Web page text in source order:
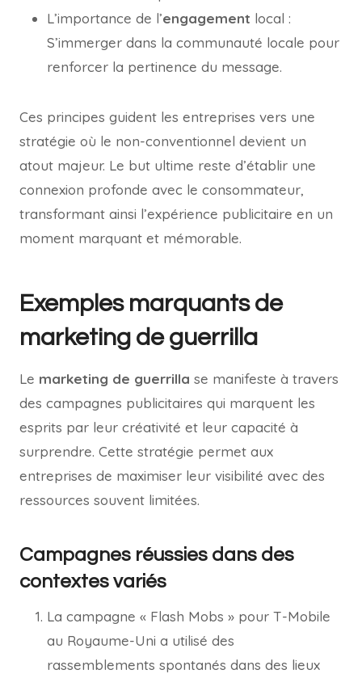
L’importance de l’engagement local :
S’immerger dans la communauté locale pour
renforcer la pertinence du message.
Ces principes guident les entreprises vers une
stratégie où le non-conventionnel devient un
atout majeur. Le but ultime reste d’établir une
connexion profonde avec le consommateur,
transformant ainsi l’expérience publicitaire en un
moment marquant et mémorable.
Exemples marquants de
marketing de guerrilla
Le marketing de guerrilla se manifeste à travers
des campagnes publicitaires qui marquent les
esprits par leur créativité et leur capacité à
surprendre. Cette stratégie permet aux
entreprises de maximiser leur visibilité avec des
ressources souvent limitées.
Campagnes réussies dans des
contextes variés
La campagne « Flash Mobs » pour T-Mobile
au Royaume-Uni a utilisé des
rassemblements spontanés dans des lieux